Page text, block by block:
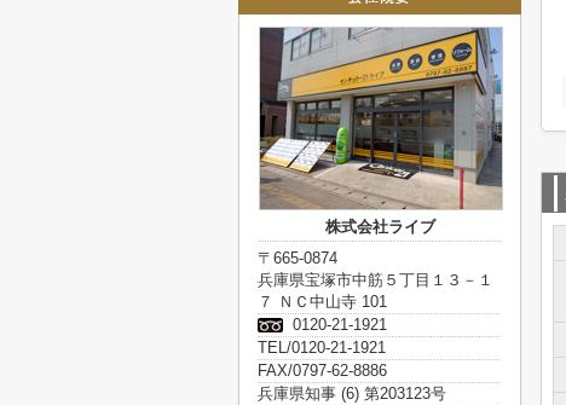
株式会社ライブ
〒665-0874
兵庫県宝塚市中筋５丁目１３－１
７ ＮＣ中山寺 101
0120-21-1921
TEL/0120-21-1921
FAX/0797-62-8886
兵庫県知事 (6) 第203123号